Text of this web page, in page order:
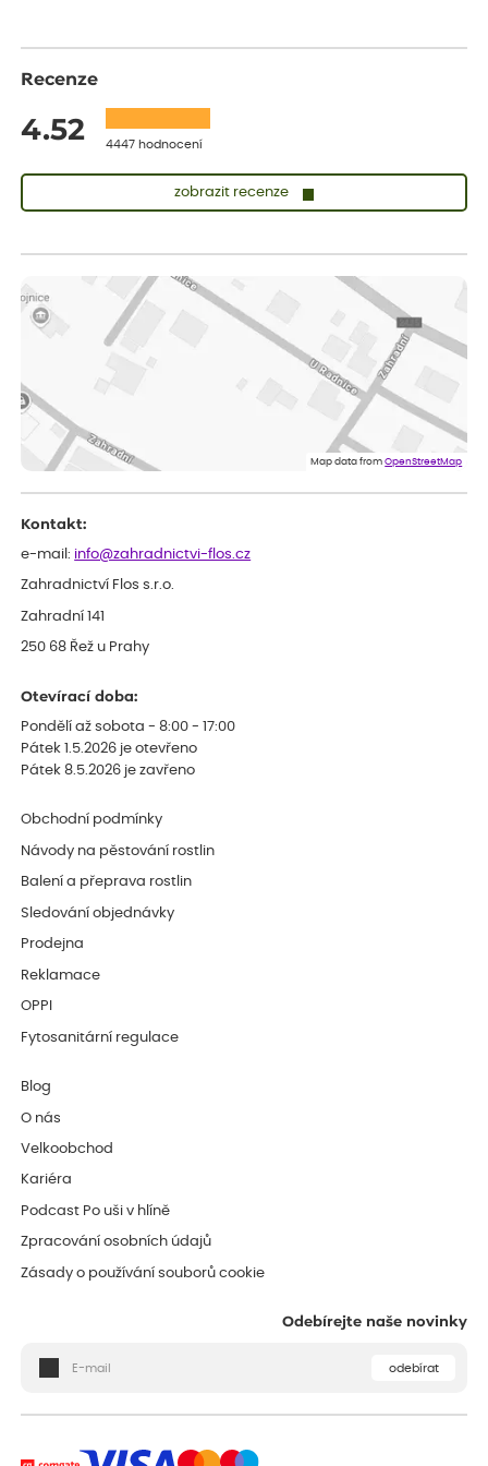
Recenze
4.52 4447 hodnocení
zobrazit recenze
vše v naprostém pořádku
ověřený nákup před 1 dnem
Jana
Flos je nejlepší &#129321;
Map data fromOpenStreetMap
Kontakt:
e-mail: info@zahradnictvi-flos.cz
Zahradnictví Flos s.r.o.
Zahradní 141
250 68 Řež u Prahy
Otevírací doba:
Pondělí až sobota - 8:00 - 17:00
Pátek 1.5.2026 je otevřeno
Pátek 8.5.2026 je zavřeno
Obchodní podmínky
Návody na pěstování rostlin
Balení a přeprava rostlin
Sledování objednávky
Prodejna
Reklamace
OPPI
Fytosanitární regulace
Blog
O nás
Velkoobchod
Kariéra
Podcast Po uši v hlíně
Zpracování osobních údajů
Zásady o používání souborů cookie
Odebírejte naše novinky
odebírat